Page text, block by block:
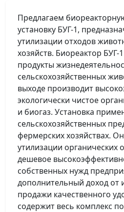
Предлагаем
установку БУГ-1,
утилизации отходов
хозяйств. Биореактор БУГ-
продукты
сельскохозяйственных
выходе производит
экологически чистое
и биогаз. Установка
сельскохозяйственных
фермерских хозяйствах.
утилизации органических
дешевое
собственных нужд
дополнительный доход от
продажи качественного
содержит весь комплекс